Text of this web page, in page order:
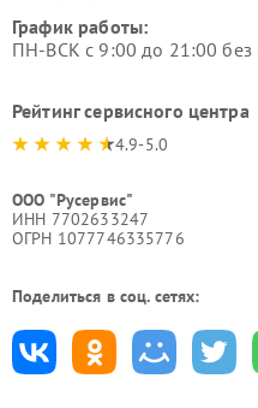
График работы:
ПН-ВСК с 9:00 до 21:00
Рейтинг сервисного центра
4.9-5.0
ООО "Русервис"
ИНН 7702633247
ОГРН 1077746335776
Поделиться в соц. сетях: